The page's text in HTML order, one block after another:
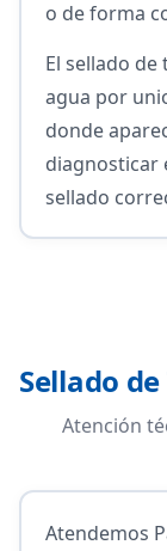
o de forma
El sellado
agua por
donde
diagnosticar
sellado
Sellado
Atención
Atendemos